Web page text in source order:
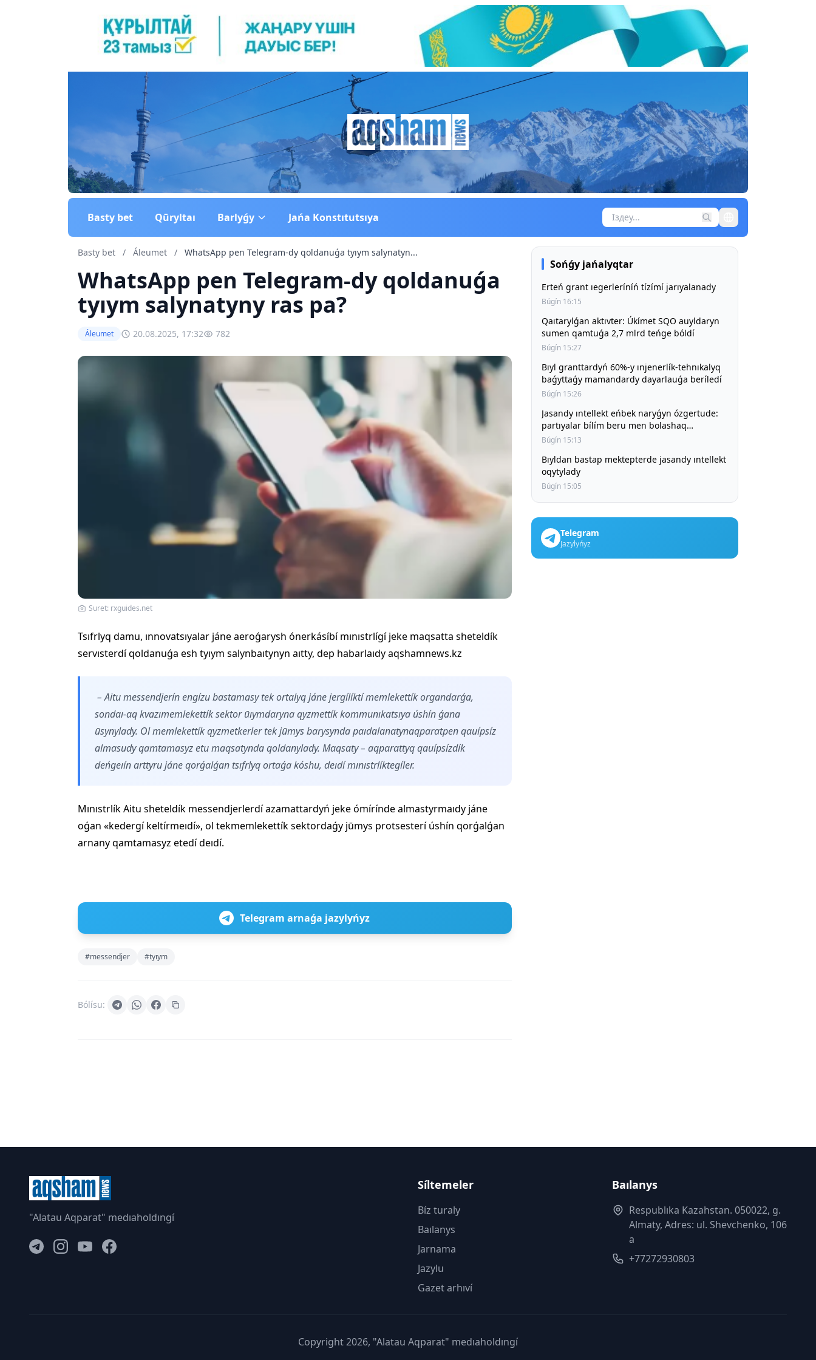
Basty bet Qūryltaı Barlyǵy Jańa Konstıtutsıya
Basty bet / Áleumet / WhatsApp pen Telegram-dy qoldanuǵa tyıym salynatyn...
WhatsApp pen Telegram-dy qoldanuǵa
tyıym salynatyny ras pa?
Áleumet 20.08.2025, 17:32 782
Suret: rxguides.net
Tsıfrlyq damu, ınnovatsıyalar jáne aeroǵarysh ónerkásíbí mınıstrlígí jeke maqsatta sheteldík
servısterdí qoldanuǵa esh tyıym salynbaıtynyn aıtty, dep habarlaıdy aqshamnews.kz
– Aitu messendjerín engízu bastamasy tek ortalyq jáne jergílíktí memlekettík organdarǵa,
sondaı-aq kvazımemlekettík sektor ūıymdaryna qyzmettík kommunıkatsıya úshín ǵana
ūsynylady. Ol memlekettík qyzmetkerler tek jūmys barysynda paıdalanatynaqparatpen qauípsíz
almasudy qamtamasyz etu maqsatynda qoldanylady. Maqsaty – aqparattyq qauípsízdík
deńgeıín arttyru jáne qorǵalǵan tsıfrlyq ortaǵa kóshu, deıdí mınıstrlíktegíler.
Mınıstrlík Aitu sheteldík messendjerlerdí azamattardyń jeke ómírínde almastyrmaıdy jáne
oǵan «kedergí keltírmeıdí», ol tekmemlekettík sektordaǵy jūmys protsesterí úshín qorǵalǵan
arnany qamtamasyz etedí deıdí.
Telegram arnaǵa jazylyńyz
#messendjer #tyıym
Bólísu:
Sońǵy jańalyqtar
Erteń grant ıegerleríníń tízímí jarıyalanady
Búgín 16:15
Qaıtarylǵan aktıvter: Úkímet SQO auyldaryn
sumen qamtuǵa 2,7 mlrd teńge bóldí
Búgín 15:27
Bıyl granttardyń 60%-y ınjenerlík-tehnıkalyq
baǵyttaǵy mamandardy dayarlauǵa beríledí
Búgín 15:26
Jasandy ıntellekt eńbek naryǵyn ózgertude:
partıyalar bílím beru men bolashaq
mamandyqtardy talqylady
Búgín 15:13
Bıyldan bastap mektepterde jasandy ıntellekt
oqytylady
Búgín 15:05
Telegram
Jazylyńyz
"Alatau Aqparat" medıaholdıngí
Síltemeler
Bíz turaly
Baılanys
Jarnama
Jazylu
Gazet arhıví
Baılanys
Respublıka Kazahstan. 050022, g.
Almaty, Adres: ul. Shevchenko, 106
a
+77272930803
Copyright 2026, "Alatau Aqparat" medıaholdıngí